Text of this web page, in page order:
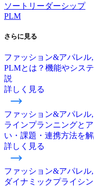
ソートリーダーシップ
PLM
さらに 見る
ファッション&アパレル
PLMとは？機能やシス
説
詳しく見る
ファッション&アパレル
ラインプランニングと
い・課題・連携方法を
詳しく見る
ファッション&アパレ
ダイナミックプライシ